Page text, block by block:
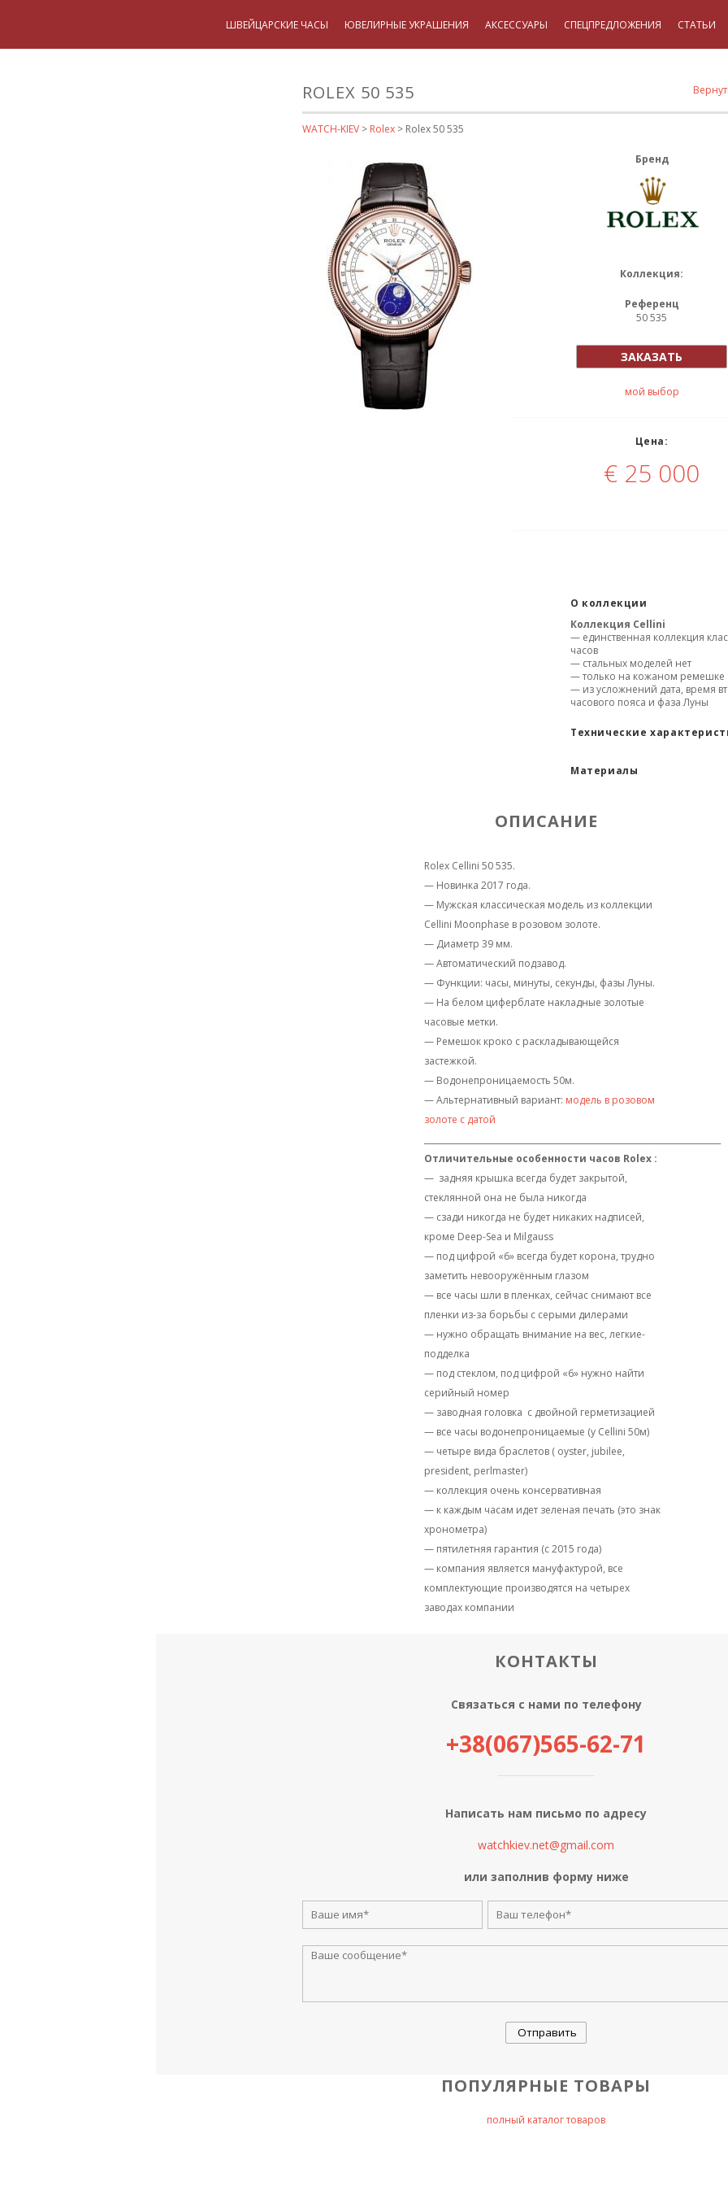
ШВЕЙЦАРСКИЕ ЧАСЫ ЮВЕЛИРНЫЕ УКРАШЕНИЯ АКСЕССУАРЫ СПЕЦПРЕДЛОЖЕНИЯ СТАТЬИ
ROLEX 50 535
WATCH-KIEV > Rolex > Rolex 50 535
Бренд
Коллекция:
Референц
50 535
ЗАКАЗАТЬ
мой выбор
Цена:
€ 25 000
О коллекции
Коллекция Cellini
— единственная коллекция
часов
— стальных моделей нет
— только на кожаном ремешке
— из усложнений дата, время
часового пояса и фаза Луны
Технические
Материалы
ОПИСАНИЕ
Rolex Cellini 50 535.
— Новинка 2017 года.
— Мужская классическая модель из коллекции
Cellini Moonphase в розовом золоте.
— Диаметр 39 мм.
— Автоматический подзавод.
— Функции: часы, минуты, секунды, фазы Луны.
— На белом циферблате накладные золотые
часовые метки.
— Ремешок кроко с раскладывающейся
застежкой.
— Водонепроницаемость 50м.
— Альтернативный вариант: модель в розовом
золоте с датой
Отличительные особенности часов Rolex :
— задняя крышка всегда будет закрытой,
стеклянной она не была никогда
— сзади никогда не будет никаких надписей,
кроме Deep-Sea и Milgauss
— под цифрой «6» всегда будет корона, трудно
заметить невооружённым глазом
— все часы шли в пленках, сейчас снимают все
пленки из-за борьбы с серыми дилерами
— нужно обращать внимание на вес, легкие-
подделка
— под стеклом, под цифрой «6» нужно найти
серийный номер
— заводная головка с двойной герметизацией
— все часы водонепроницаемые (у Cellini 50м)
— четыре вида браслетов ( oyster, jubilee,
president, perlmaster)
— коллекция очень консервативная
— к каждым часам идет зеленая печать (это знак
хронометра)
— пятилетняя гарантия (с 2015 года)
— компания является мануфактурой, все
комплектующие производятся на четырех
заводах компании
КОНТАКТЫ
Связаться с нами по телефону
+38(067)565-62-71
Написать нам письмо по адресу
watchkiev.net@gmail.com
или заполнив форму ниже
ПОПУЛЯРНЫЕ ТОВАРЫ
полный каталог товаров